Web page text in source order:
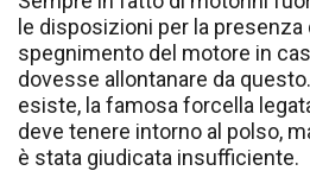
le disposizioni per la
spegnimento del motore in
dovesse allontanare da
esiste, la famosa forcella
deve tenere intorno al polso,
è stata giudicata insufficiente.